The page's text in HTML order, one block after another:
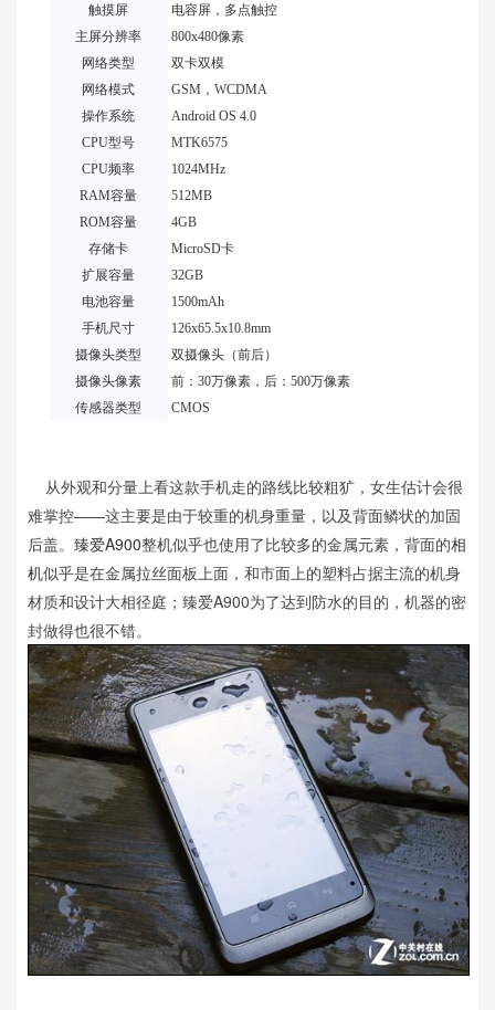
触摸屏
电容屏，多点触控
主屏分辨率
800x480像素
网络类型
双卡双模
网络模式
GSM， WCDMA
操作系统
AndroidOS 4.0
CPU型号
MTK6575
CPU频率
1024MHz
RAM容量
512MB
ROM容量
4GB
存储卡
MicroSD卡
扩展容量
32GB
电池容量
1500mAh
手机尺寸
126x65.5x10.8mm
摄像头类型
双摄像头（前后）
摄像头像素
前：30万像素，后： 500万像素
传感器类型
CMOS
从外观和分量上看这款手机走的路线比较粗犷，女生估计会很
难掌控——这主要是由于较重的机身重量，以及背面鳞状的加固
后盖。 臻爱A900整机似乎也使用了比较多的金属元素，背面的相
机似乎是在金属拉丝面板上面，和市面上的塑料占据主流的机身
材质和设计大相径庭；臻爱A900为了达到防水的目的，机器的密
封做得也很不错。